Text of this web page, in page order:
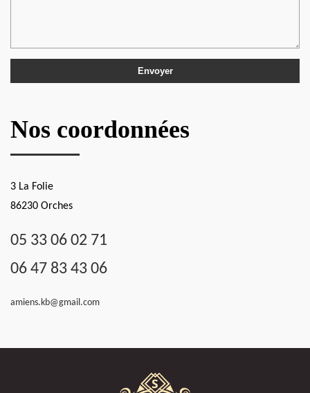
Nos coordonnées
3 La Folie
86230 Orches
05 33 06 02 71
06 47 83 43 06
amiens.kb@gmail.com